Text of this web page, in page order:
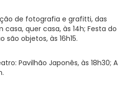
de fotografia e grafitti, das
casa, quer casa, às 14h; Festa do
são objetos, às 16h15.
Pavilhão Japonês, às 18h30; A